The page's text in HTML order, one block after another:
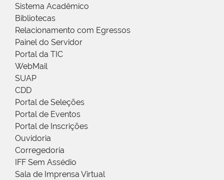
Sistema Acadêmico
Bibliotecas
Relacionamento com Egressos
Painel do Servidor
Portal da TIC
WebMail
SUAP
CDD
Portal de Seleções
Portal de Eventos
Portal de Inscrições
Ouvidoria
Corregedoria
IFF Sem Assédio
Sala de Imprensa Virtual